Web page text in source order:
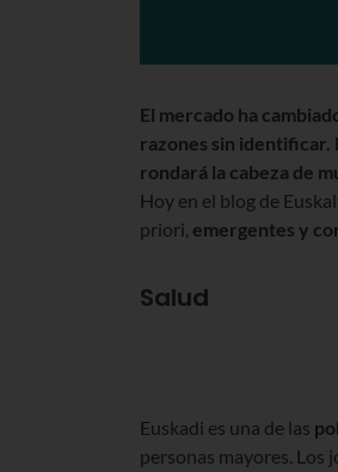
El mercado ha
razones sin identificar.
rondará la cabeza de
Hoy en el blog de
priori, emergentes y
Salud
Euskadi es una de las
personas mayores. Los